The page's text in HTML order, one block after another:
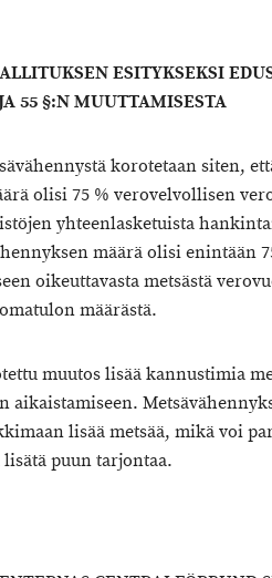
ESITYKSEKSI
55 §:N MUUTTAMISESTA
korotetaan siten,
olisi 75 % verovelvollisen
yhteenlasketuista
määrä olisi enintään
oikeuttavasta metsästä
määrästä.
muutos lisää kannustimia
lisää metsää, mikä voi
puun tarjontaa.